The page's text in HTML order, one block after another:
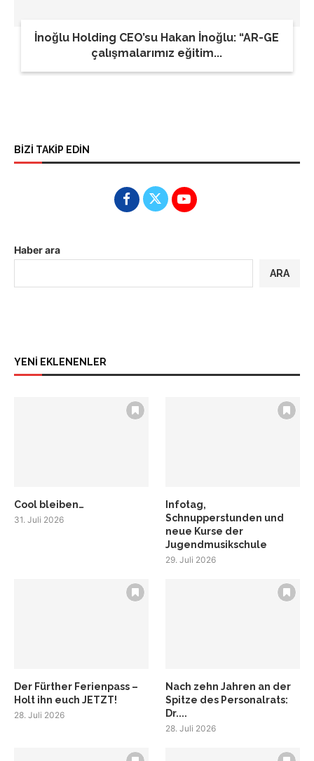
İnoğlu Holding CEO’su Hakan İnoğlu: “AR-GE
çalışmalarımız eğitim...
BİZİ TAKİP EDİN
Haber ara
ARA
YENİ EKLENENLER
Cool bleiben…
31. Juli 2026
Infotag,
Schnupperstunden und
neue Kurse der
Jugendmusikschule
29. Juli 2026
Der Fürther Ferienpass –
Holt ihn euch JETZT!
28. Juli 2026
Nach zehn Jahren an der
Spitze des Personalrats:
Dr....
28. Juli 2026